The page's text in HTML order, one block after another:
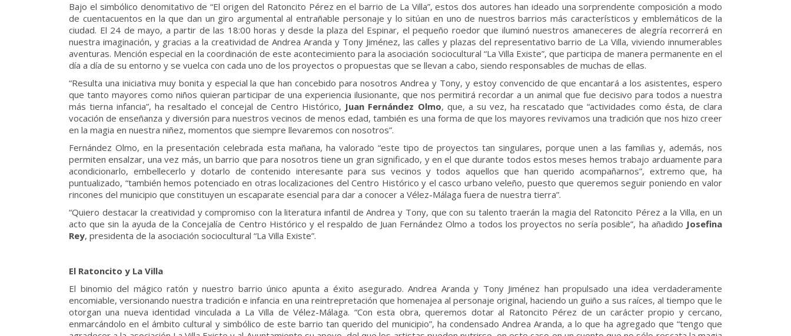
Bajo el simbólico denomitativo de “El origen del Ratoncito Pérez en el barrio de La Villa”, estos dos autores han ideado una sorprendente composición a modo
de cuentacuentos en la que dan un giro argumental al entrañable personaje y lo sitúan en uno de nuestros barrios más característicos y emblemáticos de la
ciudad. El 24 de mayo, a partir de las 18:00 horas y desde la plaza del Espinar, el pequeño roedor que iluminó nuestros amaneceres de alegría recorrerá en
nuestra imaginación, y gracias a la creatividad de Andrea Aranda y Tony Jiménez, las calles y plazas del representativo barrio de La Villa, viviendo innumerables
aventuras. Mención especial en la coordinación de este acontecimiento para la asociación sociocultural “La Villa Existe”, que participa de manera permanente en el
día a día de su entorno y se vuelca con cada uno de los proyectos o propuestas que se llevan a cabo, siendo responsables de muchas de ellas.
“Resulta una iniciativa muy bonita y especial la que han concebido para nosotros Andrea y Tony, y estoy convencido de que encantará a los asistentes, espero
que tanto mayores como niños quieran participar de una experiencia ilusionante, que nos permitirá recordar a un animal que fue decisivo para todos a nuestra
más tierna infancia”, ha resaltado el concejal de Centro Histórico, Juan Fernández Olmo, que, a su vez, ha rescatado que “actividades como ésta, de clara
vocación de enseñanza y diversión para nuestros vecinos de menos edad, también es una forma de que los mayores revivamos una tradición que nos hizo creer
en la magia en nuestra niñez, momentos que siempre llevaremos con nosotros”.
Fernández Olmo, en la presentación celebrada esta mañana, ha valorado “este tipo de proyectos tan singulares, porque unen a las familias y, además, nos
permiten ensalzar, una vez más, un barrio que para nosotros tiene un gran significado, y en el que durante todos estos meses hemos trabajo arduamente para
acondicionarlo, embellecerlo y dotarlo de contenido interesante para sus vecinos y todos aquellos que han querido acompañarnos”, extremo que, ha
puntualizado, “también hemos potenciado en otras localizaciones del Centro Histórico y el casco urbano veleño, puesto que queremos seguir poniendo en valor
rincones del municipio que constituyen un escaparate esencial para dar a conocer a Vélez-Málaga fuera de nuestra tierra”.
“Quiero destacar la creatividad y compromiso con la literatura infantil de Andrea y Tony, que con su talento traerán la magia del Ratoncito Pérez a la Villa, en un
acto que sin la ayuda de la Concejalía de Centro Histórico y el respaldo de Juan Fernández Olmo a todos los proyectos no sería posible”, ha añadido Josefina
Rey, presidenta de la asociación sociocultural “La Villa Existe”.
El Ratoncito y La Villa
El binomio del mágico ratón y nuestro barrio único apunta a éxito asegurado. Andrea Aranda y Tony Jiménez han propulsado una idea verdaderamente
encomiable, versionando nuestra tradición e infancia en una reintrepretación que homenajea al personaje original, haciendo un guiño a sus raíces, al tiempo que le
otorgan una nueva identidad vinculada a La Villa de Vélez-Málaga. “Con esta obra, queremos dotar al Ratoncito Pérez de un carácter propio y cercano,
enmarcándolo en el ámbito cultural y simbólico de este barrio tan querido del municipio”, ha condensado Andrea Aranda, a lo que ha agregado que “tengo que